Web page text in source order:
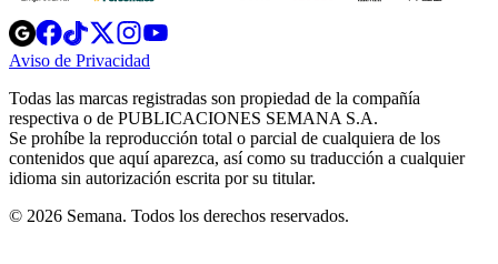
Opens
in
new
Opens
in
new
Opens
in
new
window
Opens
new
windowwindow
Aviso de Privacidad
new
window
Todas las marcas registradas son propiedad de la compañía
respectiva o de PUBLICACIONES SEMANA S.A.
Se prohíbe la reproducción total o parcial de cualquiera de los
contenidos que aquí aparezca, así como su traducción a cualquier
idioma sin autorización escrita por su titular.
© 2026 Semana. Todos los derechos reservados.